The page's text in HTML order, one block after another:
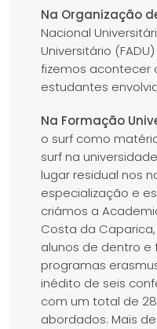
Na Organização
Nacional
Universitário
fizemos acontecer
estudantes
Na Formação
o surf como
surf na
lugar residual nos
especialização e
criámos a
Costa da
alunos de dentro e
programas
inédito de seis
com um total de
abordados. Mais